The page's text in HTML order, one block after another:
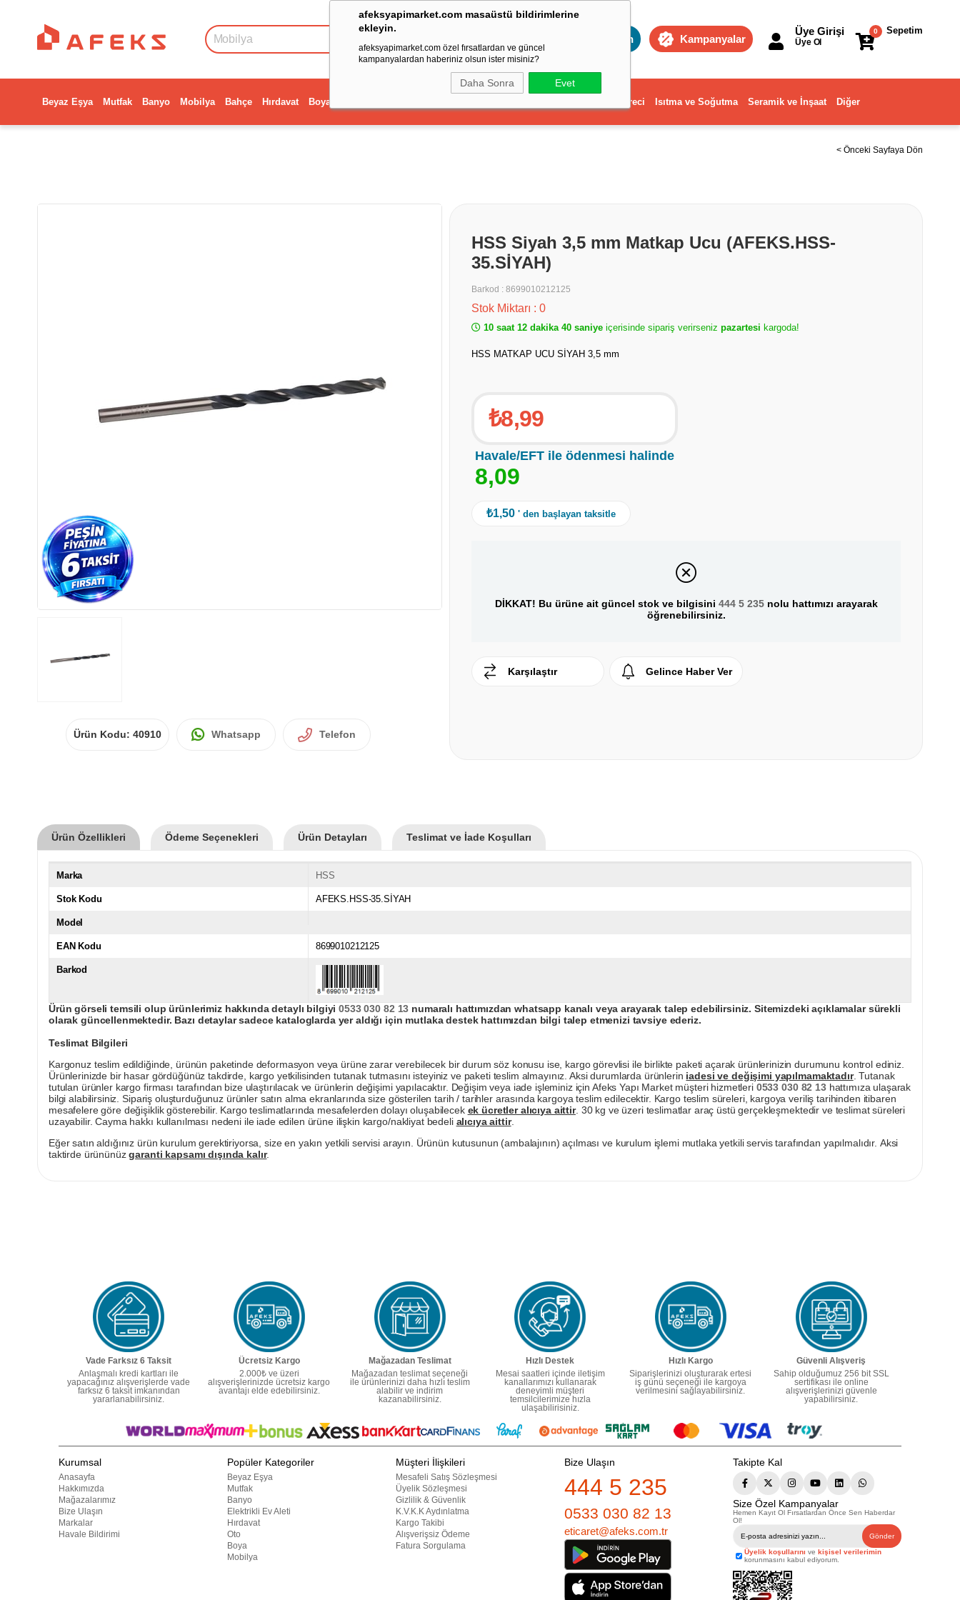
afeksyapimarket.com masaüstü bildirimlerine
ekleyin.
afeksyapimarket.com özel fırsatlardan ve güncel
kampanyalardan haberiniz olsun ister misiniz?
Daha Sonra Evet
Toptan Kampanyalar
Sepetim
0
Üye Girişi
Üye Ol
Beyaz Eşya Mutfak Banyo Mobilya Bahçe Hırdavat Boya Dekorasyon ve Ev Gereci Isıtma ve Soğutma Seramik ve İnşaat Diğer
< Önceki Sayfaya Dön
Ürün Kodu: 40910 Whatsapp Telefon
HSS Siyah 3,5 mm Matkap Ucu (AFEKS.HSS-
35.SİYAH)
Barkod : 8699010212125
Stok Miktarı : 0
10 saat 12 dakika 40 saniye içerisinde sipariş verirseniz pazartesi kargoda!
HSS MATKAP UCU SİYAH 3,5 mm
₺8,99
Havale/EFT ile ödenmesi halinde
8,09
₺1,50 ' den başlayan taksitle
DİKKAT! Bu ürüne ait güncel stok ve bilgisini 444 5 235nolu hattımızı arayarak
öğrenebilirsiniz.
Karşılaştır Gelince Haber Ver
Ürün Özellikleri Ödeme Seçenekleri Ürün Detayları Teslimat ve İade Koşulları
Marka HSS
Stok Kodu AFEKS.HSS-35.SİYAH
Model
EAN Kodu 8699010212125
Barkod
Ürün görseli temsili olup ürünlerimiz hakkında detaylı bilgiyi0533 030 82 13 numaralı hattımızdan whatsapp kanalı veya arayarak talep edebilirsiniz. Sitemizdeki açıklamalar sürekli
olarak güncellenmektedir. Bazı detaylar sadece kataloglarda yer aldığı için mutlaka destek hattımızdan bilgi talep etmenizi tavsiye ederiz.
Teslimat Bilgileri
Kargonuz teslim edildiğinde, ürünün paketinde deformasyon veya ürüne zarar verebilecek bir durum söz konusu ise, kargo görevlisi ile birlikte paketi açarak ürünlerinizin durumunu kontrol ediniz.
Ürünlerinizde bir hasar gördüğünüz takdirde, kargo yetkilisinden tutanak tutmasını isteyiniz ve paketi teslim almayınız. Aksi durumlarda ürünlerin iadesi ve değişimi yapılmamaktadır. Tutanak
tutulan ürünler kargo firması tarafından bize ulaştırılacak ve ürünlerin değişimi yapılacaktır. Değişim veya iade işleminiz için Afeks Yapı Market müşteri hizmetleri 0533 030 82 13hattımıza ulaşarak
bilgi alabilirsiniz. Sipariş oluşturduğunuz ürünler satın alma ekranlarında size gösterilen tarih / tarihler arasında kargoya teslim edilecektir. Kargo teslim süreleri, kargoya veriliş tarihinden itibaren
mesafelere göre değişiklik gösterebilir. Kargo teslimatlarında mesafelerden dolayı oluşabilecek ek ücretler alıcıya aittir. 30 kg ve üzeri teslimatlar araç üstü gerçekleşmektedir ve teslimat süreleri
uzayabilir. Cayma hakkı kullanılması nedeni ile iade edilen ürüne ilişkin kargo/nakliyat bedeli alıcıya aittir.
Eğer satın aldığınız ürün kurulum gerektiriyorsa, size en yakın yetkili servisi arayın. Ürünün kutusunun (ambalajının) açılması ve kurulum işlemi mutlaka yetkili servis tarafından yapılmalıdır. Aksi
taktirde ürününüzgaranti kapsamı dışında kalır.
Vade Farksız 6 Taksit
Anlaşmalı kredi kartları ile
yapacağınız alışverişlerde vade
farksız 6 taksit imkanından
yararlanabilirsiniz.
Ücretsiz Kargo
2.000₺ ve üzeri
alışverişlerinizde ücretsiz kargo
avantajı elde edebilirsiniz.
Mağazadan Teslimat
Mağazadan teslimat seçeneği
ile ürünlerinizi daha hızlı teslim
alabilir ve indirim
kazanabilirsiniz.
Hızlı Destek
Mesai saatleri içinde iletişim
kanallarımızı kullanarak
deneyimli müşteri
temsilcilerimize hızla
ulaşabilirisiniz.
Hızlı Kargo
Siparişlerinizi oluşturarak ertesi
iş günü seçeneği ile kargoya
verilmesini sağlayabilirsiniz.
Güvenli Alışveriş
Sahip olduğumuz 256 bit SSL
sertifikası ile online
alışverişlerinizi güvenle
yapabilirsiniz.
Kurumsal
Anasayfa
Hakkımızda
Mağazalarımız
Bize Ulaşın
Markalar
Havale Bildirimi
Popüler Kategoriler
Beyaz Eşya
Mutfak
Banyo
Elektrikli Ev Aleti
Hırdavat
Oto
Boya
Mobilya
Müşteri İlişkileri
Mesafeli Satış Sözleşmesi
Üyelik Sözleşmesi
Gizlilik & Güvenlik
K.V.K.K Aydınlatma
Kargo Takibi
Alışverişsiz Ödeme
Fatura Sorgulama
Bize Ulaşın
444 5 235
0533 030 82 13
eticaret@afeks.com.tr
Takipte Kal
Size Özel Kampanyalar
Hemen Kayıt Ol Fırsatlardan Önce Sen Haberdar
Ol!
Gönder
Üyelik koşullarını ve kişisel verilerimin
korunmasını kabul ediyorum.